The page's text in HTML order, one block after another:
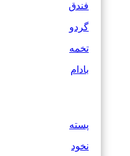
فندق
گردو
تخمه
بادام
پسته
نخود